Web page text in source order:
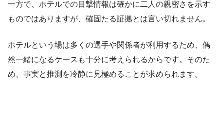
一方で、ホテルでの目撃情報は確かに二人の親密さを示す
ものではありますが、確固たる証拠とは言い切れません。
ホテルという場は多くの選手や関係者が利用するため、偶
然一緒になるケースも十分に考えられるからです。そのた
め、事実と推測を冷静に見極めることが求められます。